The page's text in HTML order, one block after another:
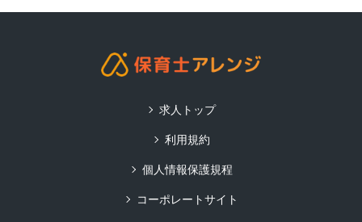
求人トップ
利用規約
個人情報保護規程
コーポレートサイト